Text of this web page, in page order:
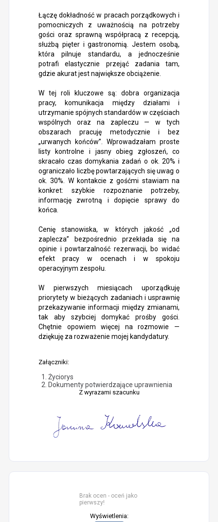
Łączę dokładność w pracach porządkowych i
pomocniczych z uważnością na potrzeby
gości oraz sprawną współpracą z recepcją,
służbą pięter i gastronomią. Jestem osobą,
która pilnuje standardu, a jednocześnie
potrafi elastycznie przejąć zadania tam,
gdzie akurat jest największe obciążenie.
W tej roli kluczowe są: dobra organizacja
pracy, komunikacja między działami i
utrzymanie spójnych standardów w częściach
wspólnych oraz na zapleczu — w tych
obszarach pracuję metodycznie i bez
„urwanych końców”. Wprowadzałam proste
listy kontrolne i jasny obieg zgłoszeń, co
skracało czas domykania zadań o ok. 20% i
ograniczało liczbę powtarzających się uwag o
ok. 30%. W kontakcie z gośćmi stawiam na
konkret: szybkie rozpoznanie potrzeby,
informację zwrotną i dopięcie sprawy do
końca.
Cenię stanowiska, w których jakość „od
zaplecza” bezpośrednio przekłada się na
opinie i powtarzalność rezerwacji, bo widać
efekt pracy w ocenach i w spokoju
operacyjnym zespołu.
W pierwszych miesiącach uporządkuję
priorytety w bieżących zadaniach i usprawnię
przekazywanie informacji między zmianami,
tak aby szybciej domykać prośby gości.
Chętnie opowiem więcej na rozmowie —
dziękuję za rozważenie mojej kandydatury.
Załączniki:
Życiorys
Dokumenty potwierdzające uprawnienia
Z wyrazami szacunku
Brak ocen - oceń jako
pierwszy!
Wyświetlenia: